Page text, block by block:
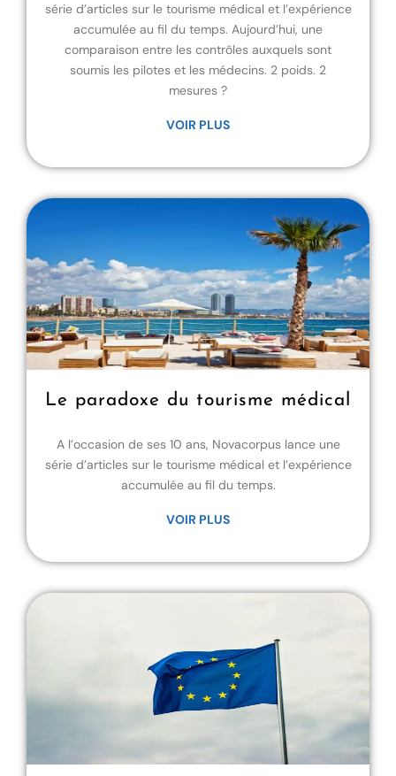
série d’articles sur le tourisme médical et l’expérience
accumulée au fil du temps. Aujourd’hui, une
comparaison entre les contrôles auxquels sont
soumis les pilotes et les médecins. 2 poids. 2
mesures ?
VOIR PLUS
Le paradoxe du tourisme médical
A l’occasion de ses 10 ans, Novacorpus lance une
série d’articles sur le tourisme médical et l’expérience
accumulée au fil du temps.
VOIR PLUS